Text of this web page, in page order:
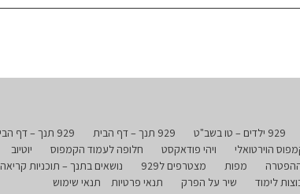
929 ילדים – טו בשב"ט 929 תנך – דף הבית 929 תנך – דף הבית 2
הוירטואלי ויהי פודאקסט חלופה לעמוד הקמפוס יוטיוב
מפות מצטרפים ל929 נושאים בתנך – תוכניות קריאה
לימוד
שיר על הפרק תנאי פרטיות תנאי שימוש